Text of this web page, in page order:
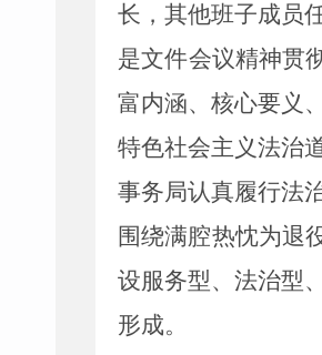
长，其他班子成员
是文件会议精神贯
富内涵、核心要义
特色社会主义法治
事务局认真履行法
围绕满腔热忱为退
设服务型、法治型
形成。